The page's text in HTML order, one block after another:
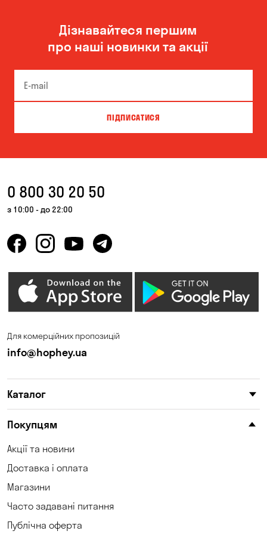
Дізнавайтеся першим
про наші новинки та акції
ПІДПИСАТИСЯ
0 800 30 20 50
з 10:00 - до 22:00
Для комерційних пропозицій
info@hophey.ua
Каталог
Покупцям
Акції та новини
Доставка і оплата
Магазини
Часто задавані питання
Публічна оферта